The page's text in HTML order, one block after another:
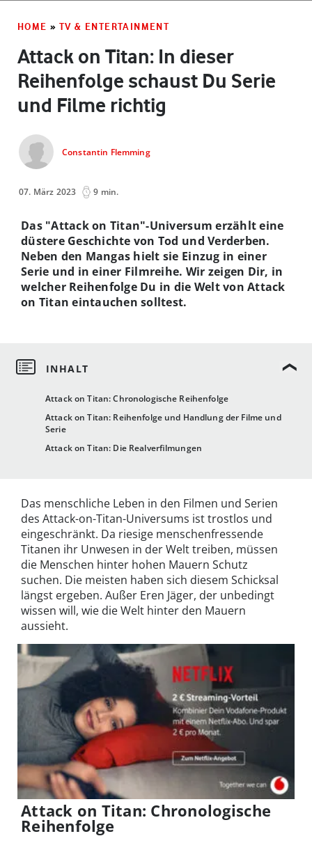
HOME » TV & ENTERTAINMENT
Attack on Titan: In dieser
Reihenfolge schaust Du Serie
und Filme richtig
Constantin Flemming
07. März 2023 9 min.
Attack on Titan: Chronologische Reihenfolge
Attack on Titan: Reihenfolge und Handlung der Filme und
Serie
Attack on Titan: Die Realverfilmungen
Das "Attack on Titan"-Universum erzählt eine
düstere Geschichte von Tod und Verderben.
Neben den Mangas hielt sie Einzug in einer
Serie und in einer Filmreihe. Wir zeigen Dir, in
welcher Reihenfolge Du in die Welt von Attack
on Titan eintauchen solltest.
Das menschliche Leben in den Filmen und Serien
des Attack-on-Titan-Universums ist trostlos und
eingeschränkt. Da riesige menschenfressende
Titanen ihr Unwesen in der Welt treiben, müssen
die Menschen hinter hohen Mauern Schutz
suchen. Die meisten haben sich diesem Schicksal
längst ergeben. Außer Eren Jäger, der unbedingt
wissen will, wie die Welt hinter den Mauern
aussieht.
Attack on Titan: Chronologische
Reihenfolge